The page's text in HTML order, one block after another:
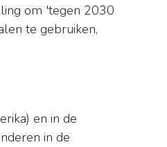
om 'tegen 2030
te gebruiken,
en in de
in de